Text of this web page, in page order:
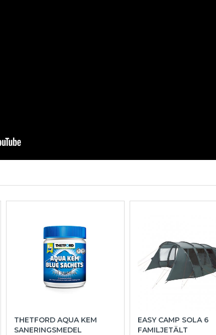
THETFORD AQUA KEM
SANERINGSMEDEL
EASY CAMP SOLA 6
FAMILJETÄLT